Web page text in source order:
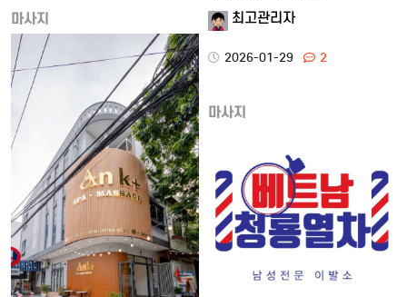
최고관리자
2026-01-29 2
마사지
마사지